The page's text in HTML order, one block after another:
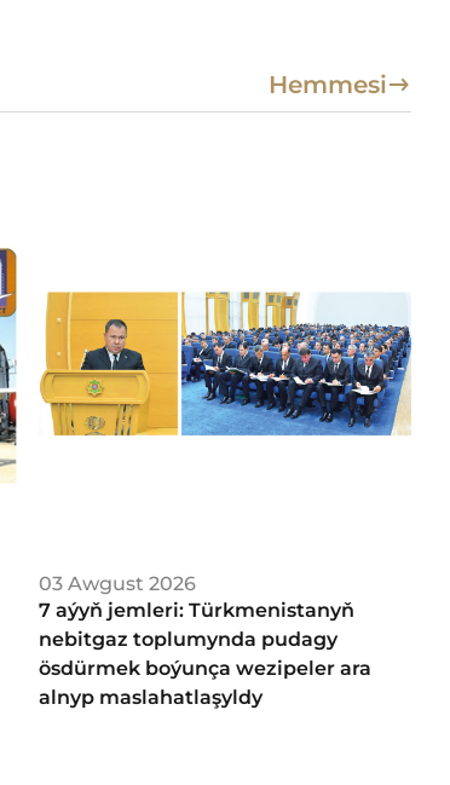
Hemmesi
03 Awgust 2026
7 aýyň jemleri: Türkmenistanyň
nebitgaz toplumynda pudagy
ösdürmek boýunça wezipeler ara
alnyp maslahatlaşyldy